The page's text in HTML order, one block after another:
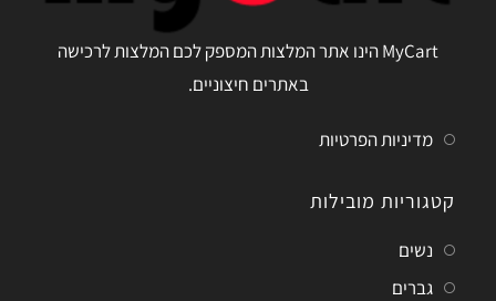
MyCart הינו אתר המלצות המספק לכם המלצות לרכישה
באתרים חיצוניים.
מדיניות הפרטיות
קטגוריות מובילות
נשים
גברים